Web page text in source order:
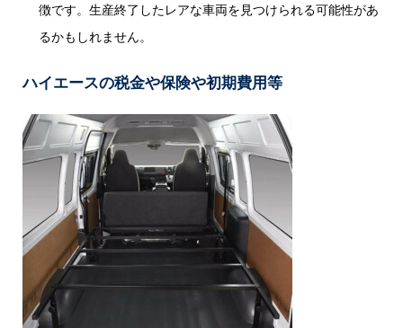
徴です。生産終了したレアな車両を見つけられる可能性があ
るかもしれません。
ハイエースの税金や保険や初期費用等